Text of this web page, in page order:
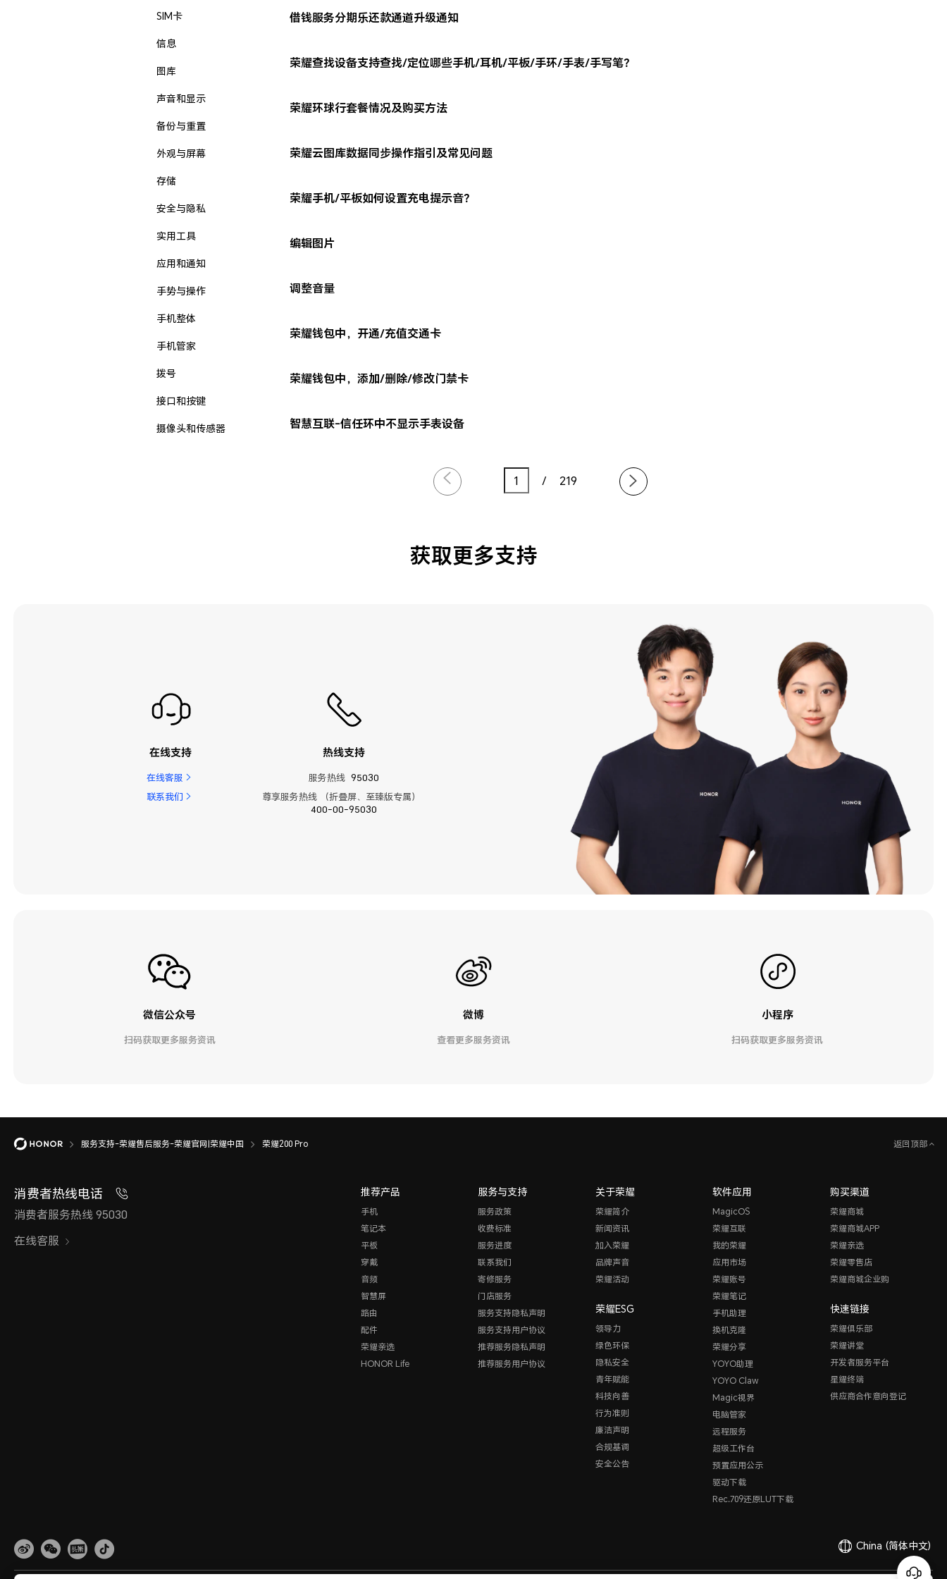
SIM卡
信息
图库
声音和显示
备份与重置
外观与屏幕
存储
安全与隐私
实用工具
应用和通知
手势与操作
手机整体
手机管家
拨号
接口和按键
摄像头和传感器
系统更新
视频
设备连接
借钱服务分期乐还款通道升级通知
荣耀查找设备支持查找/定位哪些手机/耳机/平板/手环/手表/手写笔？
荣耀环球行套餐情况及购买方法
荣耀云图库数据同步操作指引及常见问题
荣耀手机/平板如何设置充电提示音？
编辑图片
调整音量
荣耀钱包中，开通/充值交通卡
荣耀钱包中，添加/删除/修改门禁卡
智慧互联-信任环中不显示手表设备
/ 219
获取更多支持
在线支持
在线客服
联系我们
热线支持
服务热线 95030
尊享服务热线 （折叠屏、至臻版专属）
400-00-95030
微信公众号
扫码获取更多服务资讯
微博
查看更多服务资讯
小程序
扫码获取更多服务资讯
服务支持-荣耀售后服务-荣耀官网|荣耀中国 荣耀200 Pro 返回顶部
消费者热线电话
消费者服务热线 95030
在线客服
推荐产品
手机
笔记本
平板
穿戴
音频
智慧屏
路由
配件
荣耀亲选
HONOR Life
服务与支持
服务政策
收费标准
服务进度
联系我们
寄修服务
门店服务
服务支持隐私声明
服务支持用户协议
推荐服务隐私声明
推荐服务用户协议
关于荣耀
荣耀简介
新闻资讯
加入荣耀
品牌声音
荣耀活动
荣耀ESG
领导力
绿色环保
隐私安全
青年赋能
科技向善
行为准则
廉洁声明
合规基调
安全公告
软件应用
MagicOS
荣耀互联
我的荣耀
应用市场
荣耀账号
荣耀笔记
手机助理
换机克隆
荣耀分享
YOYO助理
YOYO Claw
Magic视界
电脑管家
远程服务
超级工作台
预置应用公示
驱动下载
Rec.709还原LUT下载
购买渠道
荣耀商城
荣耀商城APP
荣耀亲选
荣耀零售店
荣耀商城企业购
快速链接
荣耀俱乐部
荣耀讲堂
开发者服务平台
星耀终端
供应商合作意向登记
China (简体中文)